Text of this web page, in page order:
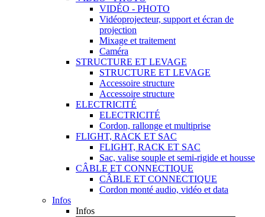
VIDÉO - PHOTO
Vidéoprojecteur, support et écran de
projection
Mixage et traitement
Caméra
STRUCTURE ET LEVAGE
STRUCTURE ET LEVAGE
Accessoire structure
Accessoire structure
ELECTRICITÉ
ELECTRICITÉ
Cordon, rallonge et multiprise
FLIGHT, RACK ET SAC
FLIGHT, RACK ET SAC
Sac, valise souple et semi-rigide et housse
CÂBLE ET CONNECTIQUE
CÂBLE ET CONNECTIQUE
Cordon monté audio, vidéo et data
Infos
Infos